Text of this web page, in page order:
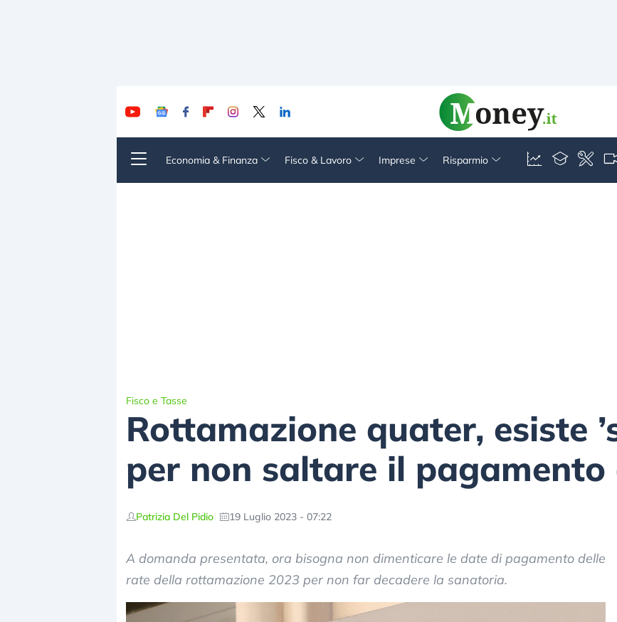
Economia & Finanza Fisco & Lavoro Imprese Risparmio
Fisco e Tasse
Rottamazione quater, esiste
per non saltare il pagamento
Patrizia Del Pidio 19 Luglio 2023 - 07:22
A domanda presentata, ora bisogna non dimenticare le date di pagamento delle
rate della rottamazione 2023 per non far decadere la sanatoria.